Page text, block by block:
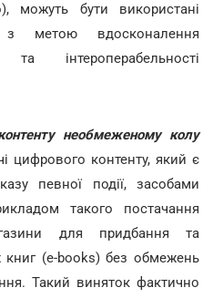
можуть бути використані
метою вдосконалення
та інтероперабельності
необмеженому колу
цифрового контенту, який є
певної події, засобами
такого постачання
для придбання та
книг (e-books) без обмежень
Такий виняток фактично